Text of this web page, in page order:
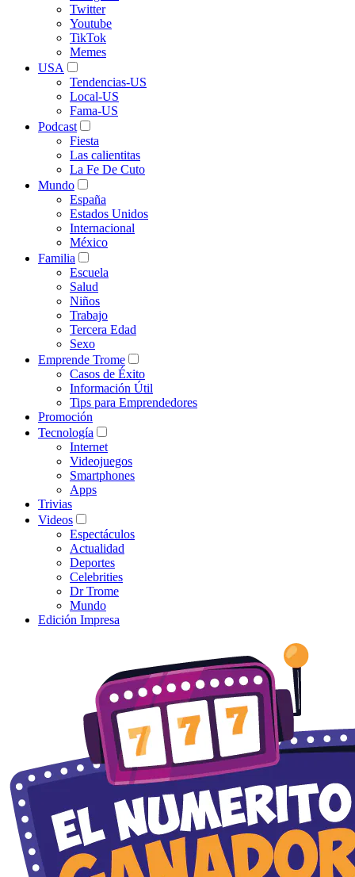
Twitter
Youtube
TikTok
Memes
USA
Tendencias-US
Local-US
Fama-US
Podcast
Fiesta
Las calientitas
La Fe De Cuto
Mundo
España
Estados Unidos
Internacional
México
Familia
Escuela
Salud
Niños
Trabajo
Tercera Edad
Sexo
Emprende Trome
Casos de Éxito
Información Útil
Tips para Emprendedores
Promoción
Tecnología
Internet
Videojuegos
Smartphones
Apps
Trivias
Videos
Espectáculos
Actualidad
Deportes
Celebrities
Dr Trome
Mundo
Edición Impresa